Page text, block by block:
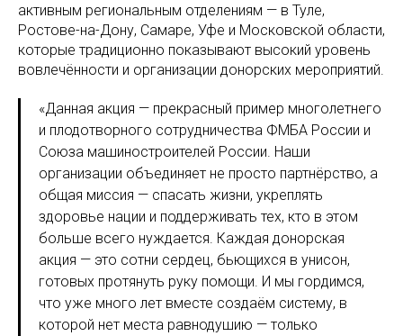
активным региональным отделениям — в Туле,
Ростове-на-Дону, Самаре, Уфе и Московской области,
которые традиционно показывают высокий уровень
вовлечённости и организации донорских мероприятий.
«Данная акция — прекрасный пример многолетнего
и плодотворного сотрудничества ФМБА России и
Союза машиностроителей России. Наши
организации объединяет не просто партнёрство, а
общая миссия — спасать жизни, укреплять
здоровье нации и поддерживать тех, кто в этом
больше всего нуждается. Каждая донорская
акция — это сотни сердец, бьющихся в унисон,
готовых протянуть руку помощи. И мы гордимся,
что уже много лет вместе создаём систему, в
которой нет места равнодушию — только